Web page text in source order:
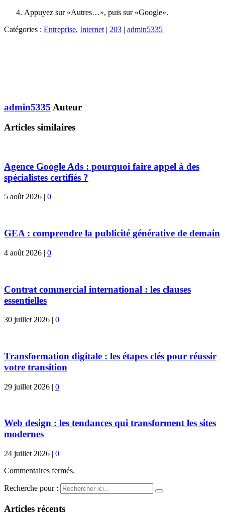
Appuyez sur «Autres…», puis sur «Google».
Catégories : Entreprise, Internet | 203 | admin5335
admin5335 Auteur
Articles similaires
Agence Google Ads : pourquoi faire appel à des
spécialistes certifiés ?
5 août 2026 | 0
GEA : comprendre la publicité générative de demain
4 août 2026 | 0
Contrat commercial international : les clauses
essentielles
30 juillet 2026 | 0
Transformation digitale : les étapes clés pour réussir
votre transition
29 juillet 2026 | 0
Web design : les tendances qui transforment les sites
modernes
24 juillet 2026 | 0
Commentaires fermés.
Recherche pour :
Articles récents